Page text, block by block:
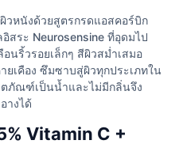
วหนังด้วยสูตรกรดแอสคอร์บิก
สระ Neurosensine ที่อุดมไป
นริ้วรอยเล็กๆ สีผิวสม่ำเสมอ
ยเคือง ซึมซาบสู่ผิวทุกประเภทใน
ตภัณฑ์เป็นน้ำและไม่มีกลิ่นจึง
างได้
Vitamin C +